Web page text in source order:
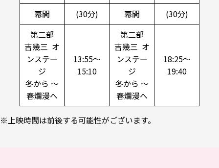
幕間 (30分) 幕間
(30分)
第二部
吉幾三 オ
ンステー
ジ
冬から ～
春爛漫へ
13:55～
15:10
第二部
吉幾三 オ
ンステー
ジ
冬から ～
春爛漫へ
18:25～
19:40
※上映時間は前後する可能性がございます。